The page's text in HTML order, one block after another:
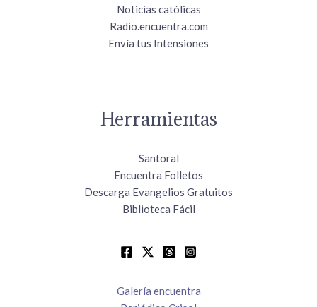
Noticias católicas
Radio.encuentra.com
Envía tus Intensiones
Herramientas
Santoral
Encuentra Folletos
Descarga Evangelios Gratuitos
Biblioteca Fácil
Galería encuentra